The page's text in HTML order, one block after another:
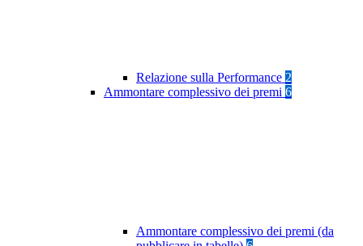
Relazione sulla Performance 2
Ammontare complessivo dei premi 6
Ammontare complessivo dei premi (da